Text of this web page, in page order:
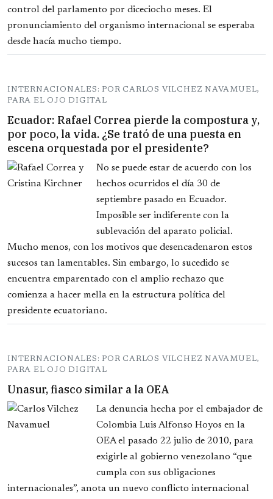
control del parlamento por diceciocho meses. El
pronunciamiento del organismo internacional se esperaba
desde hacía mucho tiempo.
INTERNACIONALES: POR CARLOS VILCHEZ NAVAMUEL,
PARA EL OJO DIGITAL
Ecuador: Rafael Correa pierde la compostura y,
por poco, la vida. ¿Se trató de una puesta en
escena orquestada por el presidente?
No se puede estar de acuerdo con los
hechos ocurridos el día 30 de
septiembre pasado en Ecuador.
Imposible ser indiferente con la
sublevación del aparato policial.
Mucho menos, con los motivos que desencadenaron estos
sucesos tan lamentables. Sin embargo, lo sucedido se
encuentra emparentado con el amplio rechazo que
comienza a hacer mella en la estructura política del
presidente ecuatoriano.
INTERNACIONALES: POR CARLOS VILCHEZ NAVAMUEL,
PARA EL OJO DIGITAL
Unasur, fiasco similar a la OEA
La denuncia hecha por el embajador de
Colombia Luis Alfonso Hoyos en la
OEA el pasado 22 julio de 2010, para
exigirle al gobierno venezolano “que
cumpla con sus obligaciones
internacionales”, anota un nuevo conflicto internacional